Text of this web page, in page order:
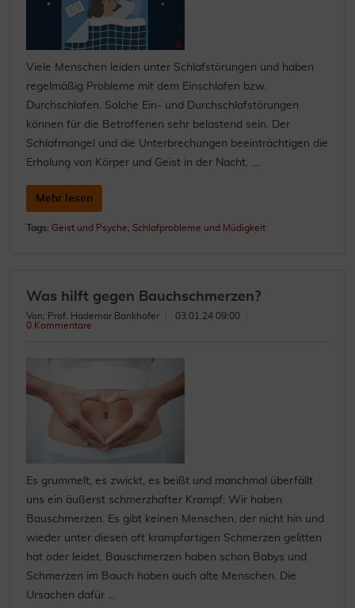
Viele Menschen leiden unter Schlafstörungen und haben
regelmäßig Probleme mit dem Einschlafen bzw.
Durchschlafen. Solche Ein- und Durchschlafstörungen
können für die Betroffenen sehr belastend sein. Der
Schlafmangel und die Unterbrechungen beeinträchtigen die
Erholung von Körper und Geist in der Nacht. ....
Mehr lesen
Tags: Geist und Psyche Schlafprobleme und Müdigkeit
Was hilft gegen Bauchschmerzen?
Von: Prof. Hademar Bankhofer
03.01.24 09:00
0 Kommentare
Es grummelt, es zwickt, es beißt und manchmal überfällt
uns ein äußerst schmerzhafter Krampf: Wir haben
Bauschmerzen. Es gibt keinen Menschen, der nicht hin und
wieder unter diesen oft krampfartigen Schmerzen gelitten
hat oder leidet. Bauschmerzen haben schon Babys und
Schmerzen im Bauch haben auch alte Menschen. Die
Ursachen dafür ...